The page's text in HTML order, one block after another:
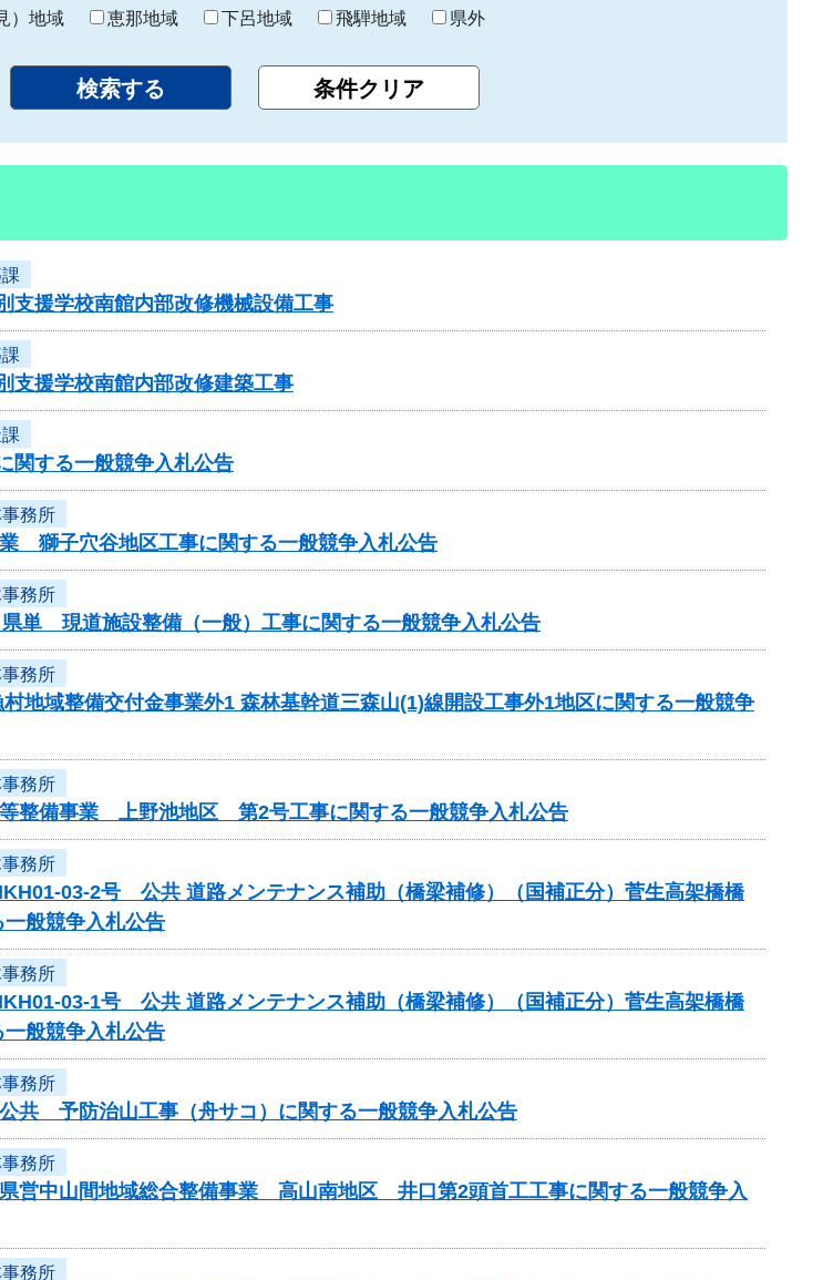
り
）地域 恵那地域 下呂地域 飛騨地域 県外
支援学校南館内部改修機械設備工事
支援学校南館内部改修建築工事
関する一般競争入札公告
務所
業 獅子穴谷地区工事に関する一般競争入札公告
務所
県単 現道施設整備（一般）工事に関する一般競争入札公告
務所
村地域整備交付金事業外1 森林基幹道三森山(1)線開設工事外1地区に関する一般競争
務所
等整備事業 上野池地区 第2号工事に関する一般競争入札公告
務所
03-2号 公共 道路メンテナンス補助（橋梁補修）（国補正分）菅生高架橋橋
般競争入札公告
務所
03-1号 公共 道路メンテナンス補助（橋梁補修）（国補正分）菅生高架橋橋
般競争入札公告
務所
共 予防治山工事（舟サコ）に関する一般競争入札公告
務所
営中山間地域総合整備事業 高山南地区 井口第2頭首工工事に関する一般競争入
務所